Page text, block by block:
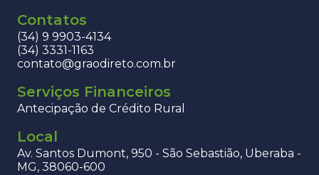
Contatos
(34) 9 9903-4134
(34) 3331-1163
contato@graodireto.com.br
Serviços Financeiros
Antecipação de Crédito Rural
Local
Av. Santos Dumont, 950 - São Sebastião, Uberaba -
MG, 38060-600